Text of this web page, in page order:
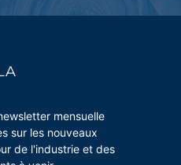
mensuelle
sur les nouveaux
de l'industrie et des